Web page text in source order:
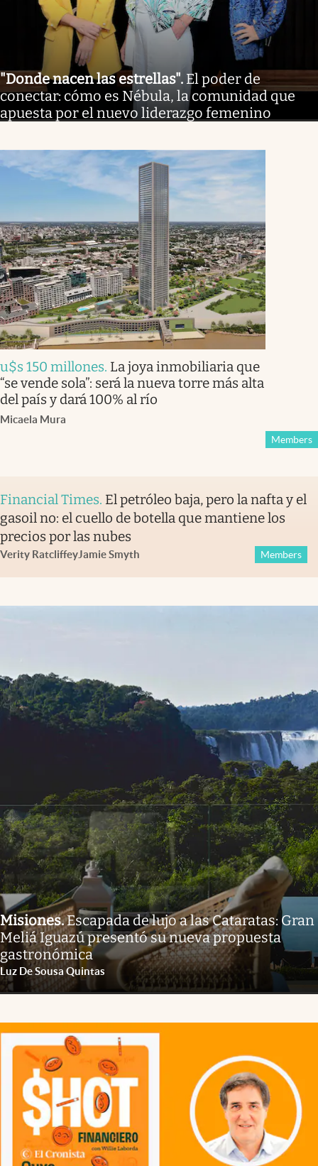
"Donde nacen las estrellas". El poder de
conectar: cómo es Nébula, la comunidad que
apuesta por el nuevo liderazgo femenino
u$s 150 millones. La joya inmobiliaria que
“se vende sola”: será la nueva torre más alta
del país y dará 100% al río
Micaela Mura
Members
Financial Times. El petróleo baja, pero la nafta y el
gasoil no: el cuello de botella que mantiene los
precios por las nubes
Verity RatcliffeyJamie Smyth Members
Misiones.Escapada de lujo a las Cataratas: Gran
Meliá Iguazú presentó su nueva propuesta
gastronómica
Luz De Sousa Quintas